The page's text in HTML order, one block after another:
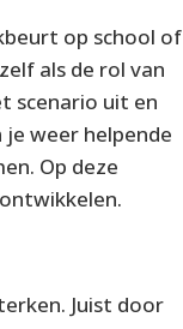
op school of
als de rol van
scenario uit en
weer helpende
Op deze
Juist door